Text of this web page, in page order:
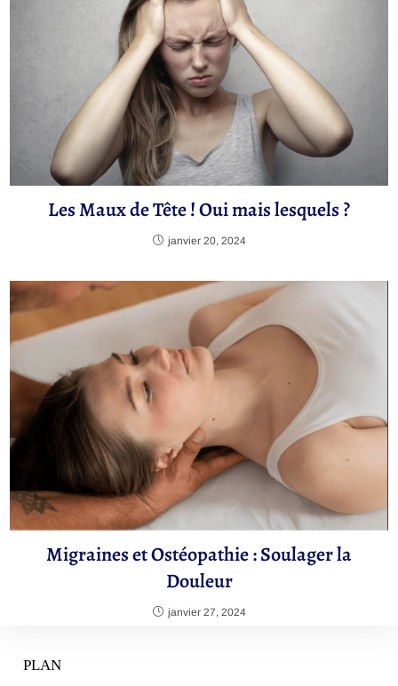
Les Maux de Tête ! Oui mais lesquels ?
janvier 20, 2024
Migraines et Ostéopathie : Soulager la
Douleur
janvier 27, 2024
PLAN